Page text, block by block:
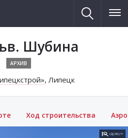
Шубина
АРХИВ
, Липецк
Ход строительства